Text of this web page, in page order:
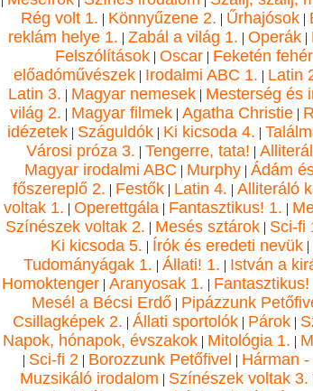
Rég volt 1. | Könnyűzene 2. | Űrhajósok|
reklám helye 1. | Zabál a világ 1. | Operák |
Felszólítások | Oscar | Feketén
előadóművészek | Irodalmi ABC 1. | Latin
Latin 3. | Magyar nemesek | Mesterség és
világ 2. | Magyar filmek | Agatha Christie |
idézetek| Száguldók| Ki kicsoda 4. |
Városi próza 3. | Tengerre, tata! |
Magyar irodalmi ABC | Murphy| Ádám
főszereplő 2. | Festők| Latin 4. | Alliteráló
voltak 1. | Operettgála | Fantasztikus! 1. |
Színészek voltak 2. | Mesés sztárok | Sci-fi
Ki kicsoda 5. | Írók és eredeti nevük |
Tudományágak 1. | Állati! 1. | István a
Homoktenger | Aranyosak 1. | Fantasztikus!
Mesél a Bécsi Erdő| Pipázzunk
Csillagképek 2. | Állati sportolók | Párok |
Napok, hónapok, évszakok| Mitológia 1. |
| Sci-fi 2 | Borozzunk Petőfivel | Hárman
Muzsikáló irodalom | Színészek voltak 3.